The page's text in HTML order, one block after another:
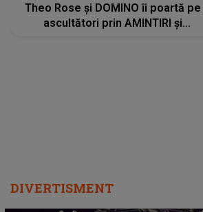
Theo Rose și DOMINO îi poartă pe
ascultători prin AMINTIRI și
DIVERTISMENT